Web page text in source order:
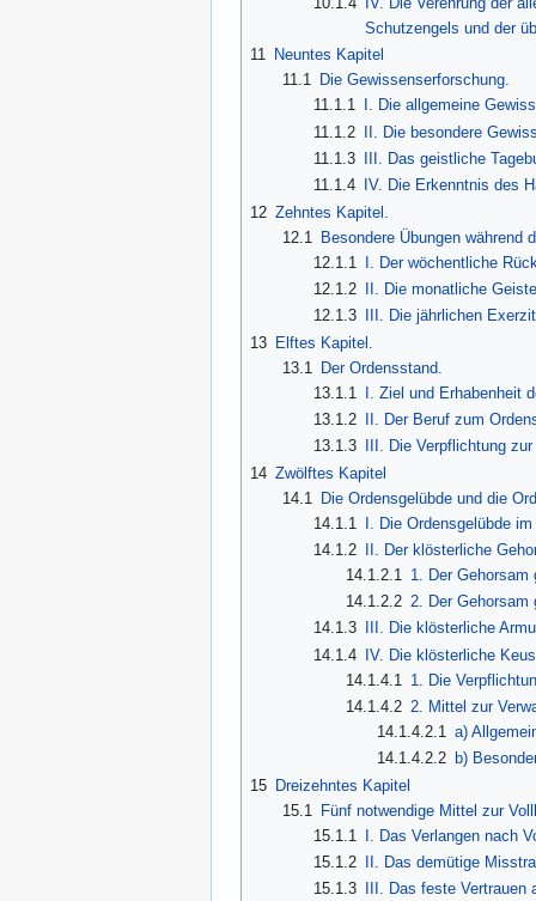
Schutzengels und der
11 Neuntes Kapitel
11.1
Die Gewissenserforschung.
11.1.1
I. Die allgemeine
11.1.2 II. Die besondere
11.1.3
III. Das geistliche
11.1.4
IV. Die Erkenntnis des
12 Zehntes Kapitel.
12.1
Besondere Übungen während
12.1.1
I. Der wöchentliche
12.1.2
II. Die monatliche
12.1.3
III. Die jährlichen
13 Elftes Kapitel.
13.1
Der Ordensstand.
13.1.1
I. Ziel und Erhabenheit
13.1.2
II. Der Beruf zum
13.1.3
III. Die Verpflichtung
14 Zwölftes Kapitel
14.1
Die Ordensgelübde und die
14.1.1
I. Die Ordensgelübde
14.1.2
II. Der klösterliche
14.1.2.1
1. Der Gehorsam
14.1.2.2 2. Der Gehorsam
14.1.3
III. Die klösterliche
14.1.4
IV. Die klösterliche
14.1.4.1
1. Die
14.1.4.2 2. Mittel zur
14.1.4.2.1 a)
14.1.4.2.2 b)
15 Dreizehntes Kapitel
15.1
Fünf notwendige Mittel zur
15.1.1
I. Das Verlangen nach
15.1.2
II. Das demütige
15.1.3
III. Das feste Vertrauen